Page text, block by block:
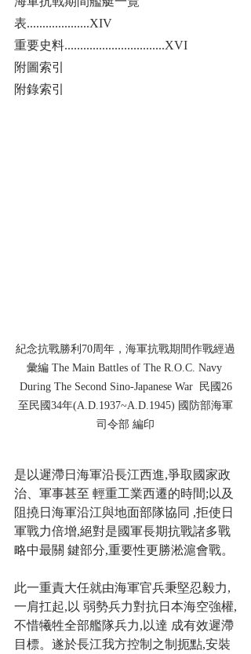
表....................XIV
重要史料................................XVI
附圖索引
附錄索引
紀念抗戰勝利70周年，海軍抗戰期間作戰經過
彙編 The Main Battles of The R.O.C. Navy
During The Second Sino-Japanese War  民國26
至民國34年(A.D.1937~A.D.1945) 國防部海軍
司令部 編印
是以遲滯日海軍沿長江西進,爭取國家政
治、軍事甚至 輕重工業西遷的時間;以及
阻撓日海軍沿江與地面部隊協同 ,拒使日
軍戰力倍增,絕對是國軍長期抗戰諸多戰
略中最關 鍵部分,重要性更勝淞滬會戰。
此一重責大任就由海軍官兵秉堅忍毅力,
一肩扛起,以 弱勢兵力對抗日本海空強權,
不惜犧牲全部艦隊兵力,以達 成有效遲滯
目標。遂於長江我方控制之制扼點,安裝